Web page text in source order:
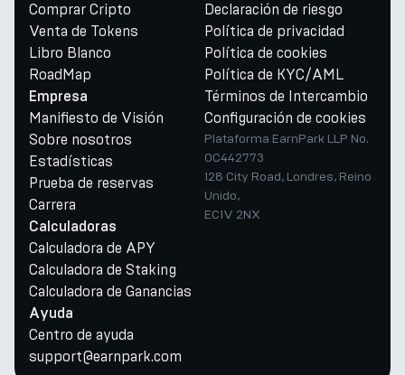
Comprar Cripto
Venta de Tokens
Libro Blanco
RoadMap
Empresa
Manifiesto de Visión
Sobre nosotros
Estadísticas
Prueba de reservas
Carrera
Calculadoras
Calculadora de APY
Calculadora de Staking
Calculadora de Ganancias
Ayuda
Centro de ayuda
support@earnpark.com
Declaración de riesgo
Política de privacidad
Política de cookies
Política de KYC/AML
Términos de Intercambio
Configuración de cookies
Plataforma EarnPark LLP No.
OC442773
128 City Road, Londres, Reino
Unido,
EC1V 2NX